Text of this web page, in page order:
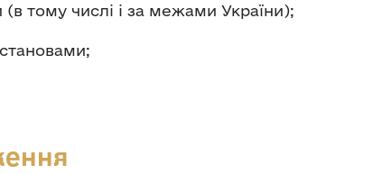
тому числі і за межами України);